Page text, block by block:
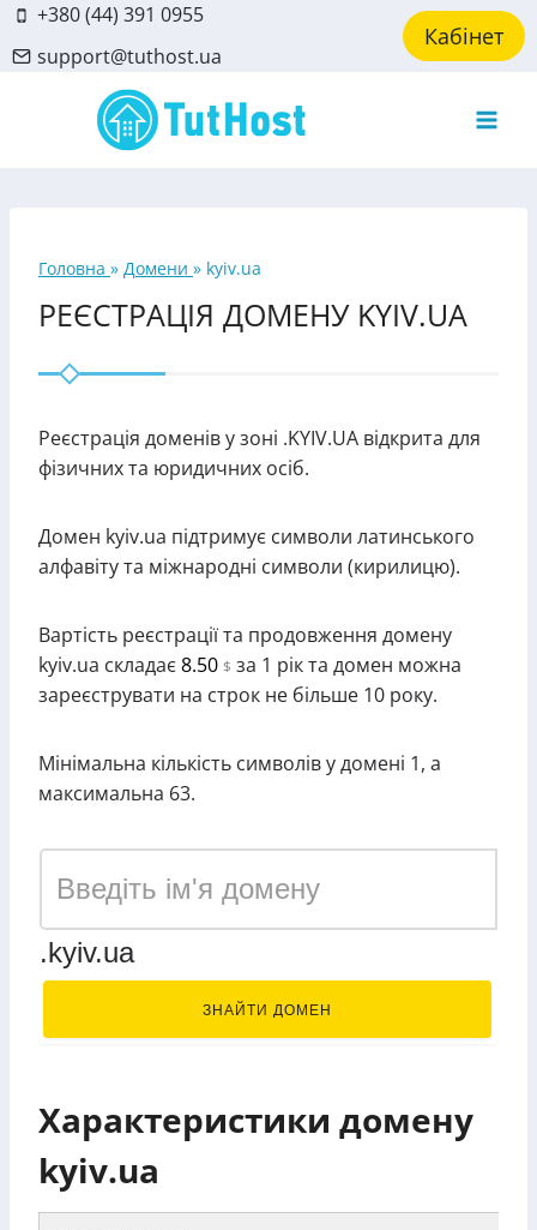
Skip
to
content
+380 (44) 391 0955
support@tuthost.ua
Кабінет
Головна » Домени » kyiv.ua
РЕЄСТРАЦІЯ ДОМЕНУ KYIV.UA
Реєстрація доменів у зоні .KYIV.UA відкрита для
фізичних та юридичних осіб.
Домен kyiv.ua підтримує символи латинського
алфавіту та міжнародні символи (кирилицю).
Вартість реєстрації та продовження домену
kyiv.ua складає8.50 $ за 1 рік та домен можна
зареєструвати на строк не більше 10 року.
Мінімальна кількість символів у домені 1, а
максимальна 63.
.kyiv.ua
ЗНАЙТИ ДОМЕН
Характеристики домену
kyiv.ua